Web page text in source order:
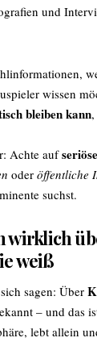
und
wissen
bleiben kann
Achte auf
oder öffentliche
suchst.
wirklich
weiß
sagen: Über
– und das
lebt allein